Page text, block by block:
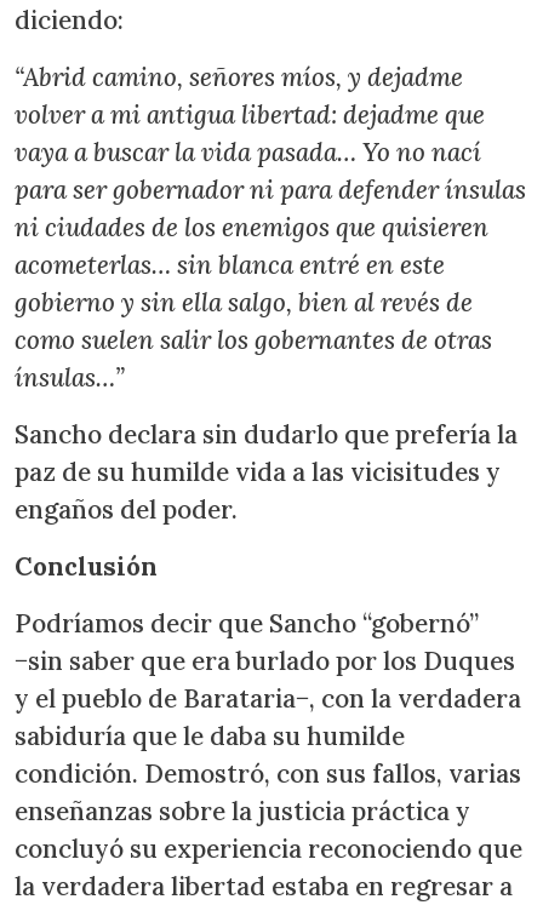
diciendo:
“Abrid camino, señores míos, y dejadme
volver a mi antigua libertad: dejadme que
vaya a buscar la vida pasada… Yo no nací
para ser gobernador ni para defender ínsulas
ni ciudades de los enemigos que quisieren
acometerlas… sin blanca entré en este
gobierno y sin ella salgo, bien al revés de
como suelen salir los gobernantes de otras
ínsulas…”
Sancho declara sin dudarlo que prefería la
paz de su humilde vida a las vicisitudes y
engaños del poder.
Conclusión
Podríamos decir que Sancho “gobernó”
−sin saber que era burlado por los Duques
y el pueblo de Barataria−, con la verdadera
sabiduría que le daba su humilde
condición. Demostró, con sus fallos, varias
enseñanzas sobre la justicia práctica y
concluyó su experiencia reconociendo que
la verdadera libertad estaba en regresar a